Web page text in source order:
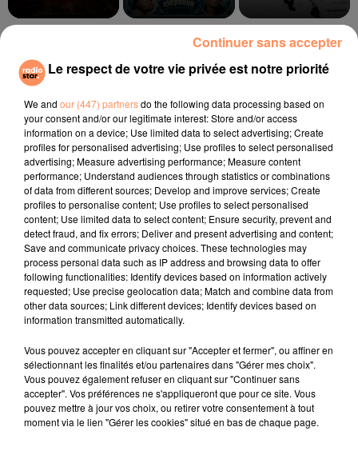
Shut Up We Found Love
l'horoscope
Bélier Taureau Gémeaux
Cancer Lion Vierge
Le respect de votre vie privée est notre priorité
We and our (447) partnersdo the following data processing based on
your consent and/or our legitimate interest: Store and/or access
information on a device; Use limited data to select advertising; Create
profiles for personalised advertising; Use profiles to select personalised
advertising; Measure advertising performance; Measure content
performance; Understand audiences through statistics or combinations
of data from different sources; Develop and improve services; Create
profiles to personalise content; Use profiles to select personalised
content; Use limited data to select content; Ensure security, prevent and
detect fraud, and fix errors; Deliver and present advertising and content;
Save and communicate privacy choices. These technologies may
process personal data such as IP address and browsing data to offer
following functionalities: Identify devices based on information actively
requested; Use precise geolocation data; Match and combine data from
other data sources; Link different devices; Identify devices based on
information transmitted automatically.
Vous pouvez accepter en cliquant sur "Accepter et fermer", ou affiner en
sélectionnant les finalités et/ou partenaires dans "Gérer mes choix".
Vous pouvez également refuser en cliquant sur "Continuer sans
accepter". Vos préférences ne s'appliqueront que pour ce site. Vous
pouvez mettre à jour vos choix, ou retirer votre consentement à tout
moment via le lien "Gérer les cookies" situé en bas de chaque page.
Continuer sans accepter